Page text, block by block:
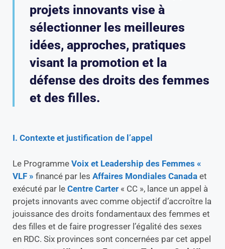
projets innovants vise à
sélectionner les meilleures
idées, approches, pratiques
visant la promotion et la
défense des droits des femmes
et des filles.
I. Contexte et justification de l’appel
Le Programme Voix et Leadership des Femmes «
VLF » financé par les Affaires Mondiales Canada et
exécuté par le Centre Carter « CC », lance un appel à
projets innovants avec comme objectif d’accroître la
jouissance des droits fondamentaux des femmes et
des filles et de faire progresser l’égalité des sexes
en RDC. Six provinces sont concernées par cet appel